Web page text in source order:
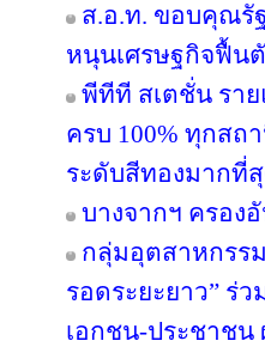
ส.อ.ท. ขอบคุณรั
หนุนเศรษฐกิจฟื้น
พีทีที สเตชั่น รา
ครบ 100% ทุกสถ
ระดับสีทองมากที่
บางจากฯ ครอง
กลุ่มอุตสาหกรร
รอดระยะยาว” ร่
เอกชน-ประชาชน